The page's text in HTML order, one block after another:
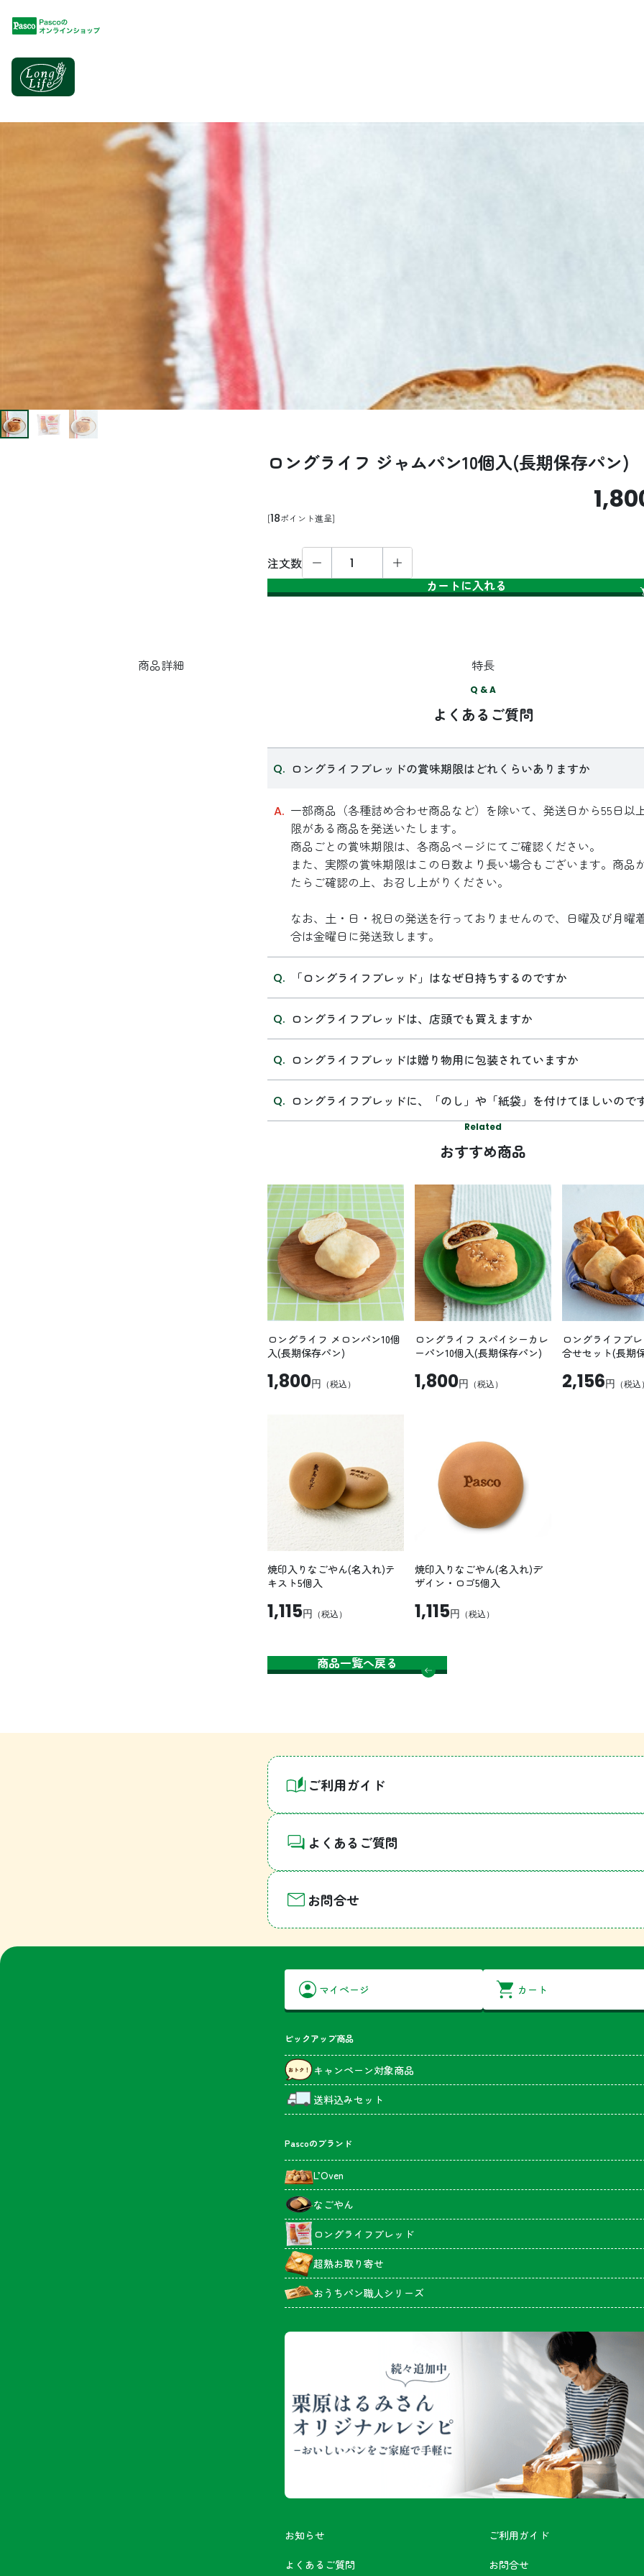
Pascoオンラインショップ
ロングライフ ジャムパン10個入(長期保存パン)
18ポイント進呈
注文数
カートに入れる
商品詳細 特長
Q & A
よくあるご質問
ロングライフブレッドの賞味期限はどれくらいありますか
一部商品（各種詰め合わせ商品など）を除いて、発送日から55日以
限がある商品を発送いたします。
商品ごとの賞味期限は、各商品ページにてご確認ください。
また、実際の賞味期限はこの日数より長い場合もございます。商品
たらご確認の上、お召し上がりください。
なお、土・日・祝日の発送を行っておりませんので、日曜及び月曜
合は金曜日に発送致します。
「ロングライフブレッド」はなぜ日持ちするのですか
ロングライフブレッドは、店頭でも買えますか
ロングライフブレッドは贈り物用に包装されていますか
ロングライフブレッドに、「のし」や「紙袋」を付けてほしいので
Related
おすすめ商品
ロングライフ メロンパン10個
入(長期保存パン)
1,800円 （税込）
ロングライフ スパイシーカレ
ーパン10個入(長期保存パン)
1,800円 （税込）
ロングライフブ
合せセット(長期
2,156円 （税
焼印入りなごやん(名入れ)テ
キスト5個入
1,115円 （税込）
焼印入りなごやん(名入れ)デ
ザイン・ロゴ5個入
1,115円 （税込）
商品一覧へ戻る
ご利用ガイド
よくあるご質問
お問合せ
マイページ カート
ピックアップ商品
キャンペーン対象商品
送料込みセット
Pascoのブランド
L’Oven
なごやん
ロングライフブレッド
超熟お取り寄せ
おうちパン職人シリーズ
お知らせ ご利用ガイド
よくあるご質問 お問合せ